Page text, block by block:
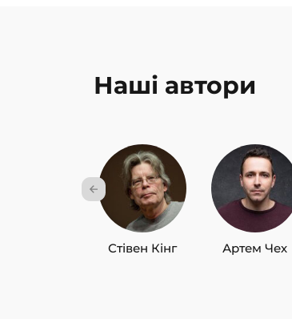
Наші автори
Стівен Кінг Артем Чех